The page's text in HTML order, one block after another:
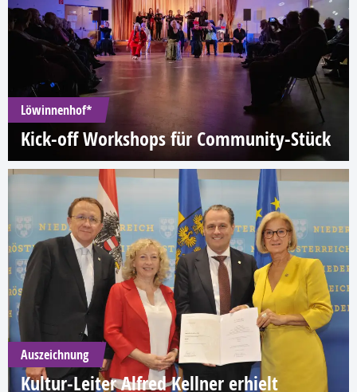
Löwinnenhof*
Kick-off Workshops für Community-Stück
Auszeichnung
Kultur-Leiter Alfred Kellner erhielt